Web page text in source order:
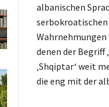
albanischen
denen der Begriff
‚Shqiptar‘ weit
die eng mit der